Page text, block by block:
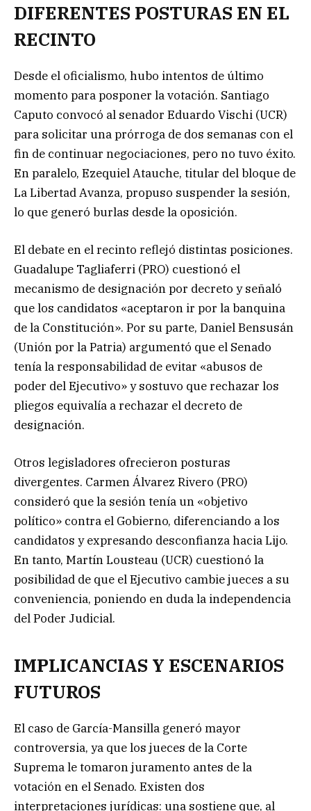
DIFERENTES POSTURAS EN EL
RECINTO
Desde el oficialismo, hubo intentos de último
momento para posponer la votación. Santiago
Caputo convocó al senador Eduardo Vischi (UCR)
para solicitar una prórroga de dos semanas con el
fin de continuar negociaciones, pero no tuvo éxito.
En paralelo, Ezequiel Atauche, titular del bloque de
La Libertad Avanza, propuso suspender la sesión,
lo que generó burlas desde la oposición.
El debate en el recinto reflejó distintas posiciones.
Guadalupe Tagliaferri (PRO) cuestionó el
mecanismo de designación por decreto y señaló
que los candidatos «aceptaron ir por la banquina
de la Constitución». Por su parte, Daniel Bensusán
(Unión por la Patria) argumentó que el Senado
tenía la responsabilidad de evitar «abusos de
poder del Ejecutivo» y sostuvo que rechazar los
pliegos equivalía a rechazar el decreto de
designación.
Otros legisladores ofrecieron posturas
divergentes. Carmen Álvarez Rivero (PRO)
consideró que la sesión tenía un «objetivo
político» contra el Gobierno, diferenciando a los
candidatos y expresando desconfianza hacia Lijo.
En tanto, Martín Lousteau (UCR) cuestionó la
posibilidad de que el Ejecutivo cambie jueces a su
conveniencia, poniendo en duda la independencia
del Poder Judicial.
IMPLICANCIAS Y ESCENARIOS
FUTUROS
El caso de García-Mansilla generó mayor
controversia, ya que los jueces de la Corte
Suprema le tomaron juramento antes de la
votación en el Senado. Existen dos
interpretaciones jurídicas: una sostiene que, al